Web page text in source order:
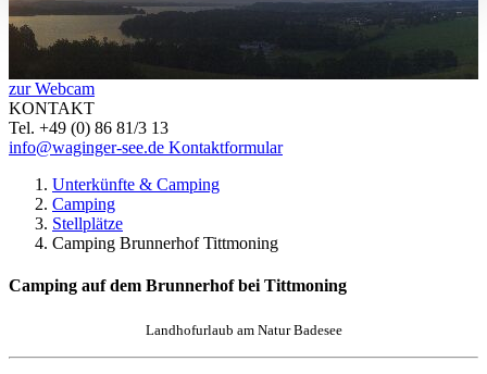
zur Webcam
KONTAKT
Tel. +49 (0) 86 81/3 13
info@waginger-see.de Kontaktformular
Unterkünfte & Camping
Camping
Stellplätze
Camping Brunnerhof Tittmoning
Camping auf dem Brunnerhof bei Tittmoning
Landhofurlaub am Natur Badesee